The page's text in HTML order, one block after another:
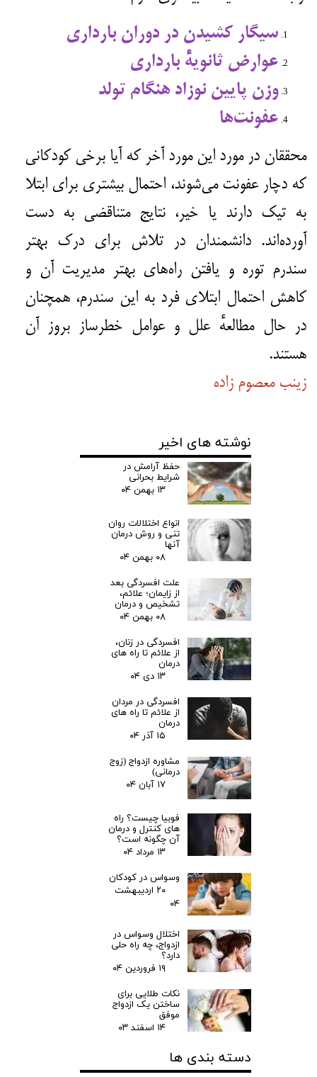
سیگار کشیدن در دوران بارداری
عوارض ثانویه‌ٔ بارداری
وزن پایین نوزاد هنگام تولد
عفونت‌ها
محققان در مورد این مورد آخر که آیا برخی کودکانی
که دچار عفونت می‌شوند، احتمال بیشتری برای ابتلا
به تیک دارند یا خیر، نتایج متناقضی به دست
آورده‌اند. دانشمندان در تلاش برای درک بهتر
سندرم توره و یافتن راه‌های بهتر مدیریت آن و
کاهش احتمال ابتلای فرد به این سندرم، همچنان
در حال مطالعه‌ٔ علل و عوامل خطرساز بروز آن
هستند.
زینب معصوم زاده
نوشته های اخیر
حفظ آرامش در
شرایط بحرانی
۱۳ بهمن ۰۴
انواع اختلالات روان
تنی و روش درمان
آنها
۰۸ بهمن ۰۴
علت افسردگی بعد
از زایمان؛ علائم،
تشخیص و درمان
۰۸ بهمن ۰۴
افسردگی در زنان،
از علائم تا راه های
درمان
۱۳ دی ۰۴
افسردگی در مردان
از علائم تا راه های
درمان
۱۵ آذر ۰۴
مشاوره ازدواج (زوج
درمانی)
۱۷ آبان ۰۴
فوبیا چیست؟ راه
های کنترل و درمان
آن چگونه است؟
۱۳ مرداد ۰۴
وسواس در کودکان
۲۰ اردیبهشت
۰۴
اختلال وسواس در
ازدواج، چه راه حلی
دارد؟
۱۹ فروردین ۰۴
نکات طلایی برای
ساختن یک ازدواج
موفق
۱۴ اسفند ۰۳
دسته بندی ها